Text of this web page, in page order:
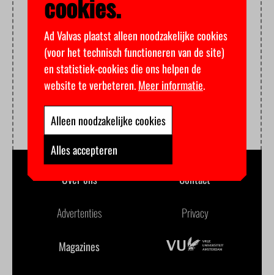
Over ons Contact
Advertenties Privacy
Magazines
cookies.
Ad Valvas plaatst alleen noodzakelijke cookies
(voor het technisch functioneren van de site)
en statistiek-cookies die ons helpen de
website te verbeteren.Meer informatie.
Alleen noodzakelijke cookies
Alles accepteren